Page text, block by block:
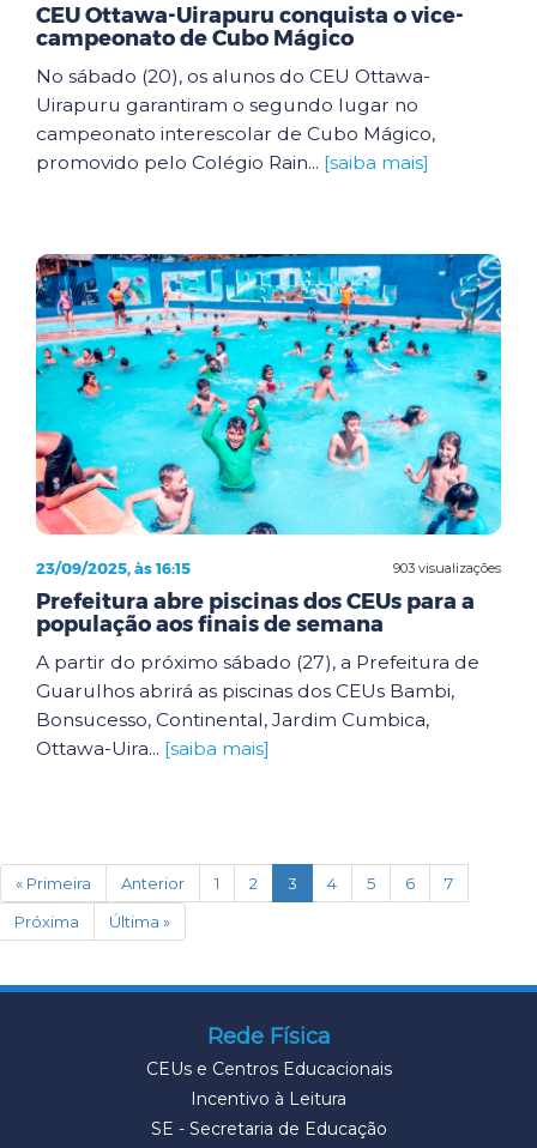
CEU Ottawa-Uirapuru conquista o vice-
campeonato de Cubo Mágico
No sábado (20), os alunos do CEU Ottawa-
Uirapuru garantiram o segundo lugar no
campeonato interescolar de Cubo Mágico,
promovido pelo Colégio Rain... [saiba mais]
903 visualizações
23/09/2025, às 16:15
Prefeitura abre piscinas dos CEUs para a
população aos finais de semana
A partir do próximo sábado (27), a Prefeitura de
Guarulhos abrirá as piscinas dos CEUs Bambi,
Bonsucesso, Continental, Jardim Cumbica,
Ottawa-Uira... [saiba mais]
« Primeira Anterior 1 2 3 (current)
4 5 6
7
Próxima
Última »
Rede Física
CEUs e Centros Educacionais
Incentivo à Leitura
SE - Secretaria de Educação